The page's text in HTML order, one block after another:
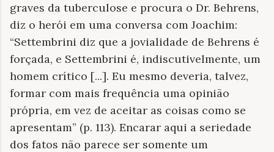
graves da tuberculose e procura o Dr. Behrens,
diz o herói em uma conversa com Joachim:
“Settembrini diz que a jovialidade de Behrens é
forçada, e Settembrini é, indiscutivelmente, um
homem crítico [...]. Eu mesmo deveria, talvez,
formar com mais frequência uma opinião
própria, em vez de aceitar as coisas como se
apresentam” (p. 113). Encarar aqui a seriedade
dos fatos não parece ser somente um